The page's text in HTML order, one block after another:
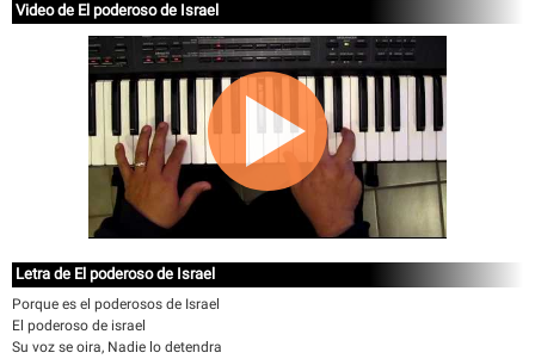
Video de El poderoso de Israel
Letra de El poderoso de Israel
Porque es el poderosos de Israel
El poderoso de israel
Su voz se oira, Nadie lo detendra